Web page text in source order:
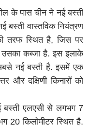
के पास चीन ने नई बस्ती
बस्ती वास्तविक नियंत्रण
तरफ स्थित है, जिस पर
कब्जा है. इस इलाके
सबसे नई बस्ती है. इसमें एक
और दक्षिणी किनारों को
बस्ती एलएसी से लगभग 7
20 किलोमीटर स्थित है.